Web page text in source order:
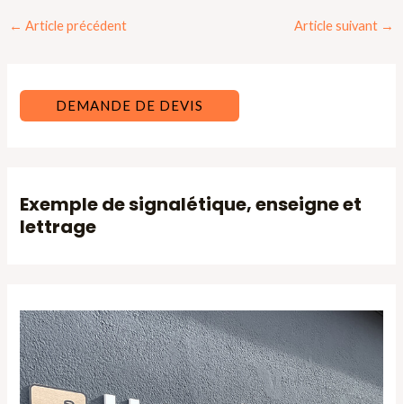
Navigation
← Article précédent Article suivant →
DEMANDE DE DEVIS
Exemple de signalétique, enseigne et
lettrage